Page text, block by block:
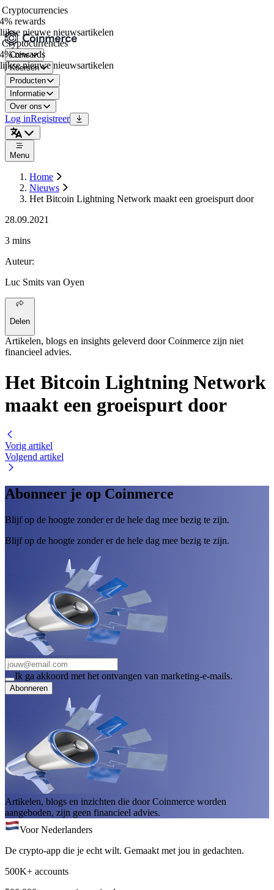
rewards
nieuwe nieuwsartikelen
rewards
nieuwe nieuwsartikelen
Coins
Koersen
Producten
Informatie
Over ons
Log inRegistreer
Menu
Home
Nieuws
Het Bitcoin Lightning Network maakt een groeispurt door
28.09.2021
3 mins
Auteur:
Luc Smits van Oyen
Delen
Artikelen, blogs en insights geleverd door Coinmerce zijn niet
financieel advies.
Het Bitcoin Lightning Network
maakt een groeispurt door
Vorig artikel
Volgend artikel
Abonneer je op Coinmerce
Blijf op de hoogte zonder er de hele dag mee bezig te zijn.
Blijf op de hoogte zonder er de hele dag mee bezig te zijn.
Ik ga akkoord met het ontvangen van marketing-e-mails.
Abonneren
Artikelen, blogs en inzichten die door Coinmerce worden
aangeboden, zijn geen financieel advies.
Voor Nederlanders
De crypto-app die je echt wilt. Gemaakt met jou in gedachten.
500K+ accounts